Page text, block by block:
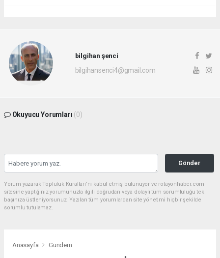
bilgihan şenci
bilgihansenci4@gmail.com
Okuyucu Yorumları (0)
Gönder
Yorum yazarak Topluluk Kuralları’nı kabul etmiş bulunuyor ve rotayonhaber.com
sitesine yaptığınız yorumunuzla ilgili doğrudan veya dolaylı tüm sorumluluğu tek
başınıza üstleniyorsunuz. Yazılan tüm yorumlardan site yönetimi hiçbir şekilde
sorumlu tutulamaz.
Anasayfa Gündem